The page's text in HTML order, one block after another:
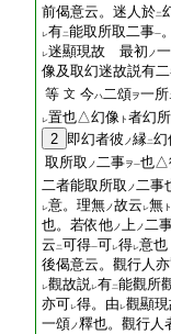
前偈意云。迷人於二
レ有二能取所取二事一
レ迷顯現故 最初 ノ
像及取幻迷故説有
等 文 今ハ二頌ヲ一所
レ置也△幻像 ト 者幻
2 即幻者彼 ノ縁二幻
取所取 ノ二事ヲ一也△
二者能取所取 ノ二事
レ意。理無ノ故云 レ無 ト
也。若依他ノ上ノ二
云 二可得一可レ得レ意也
後偈意云。觀行人
レ觀故説レ有二能觀所
亦可レ得。由 レ觀顯
一頌ノ釋也。觀行人